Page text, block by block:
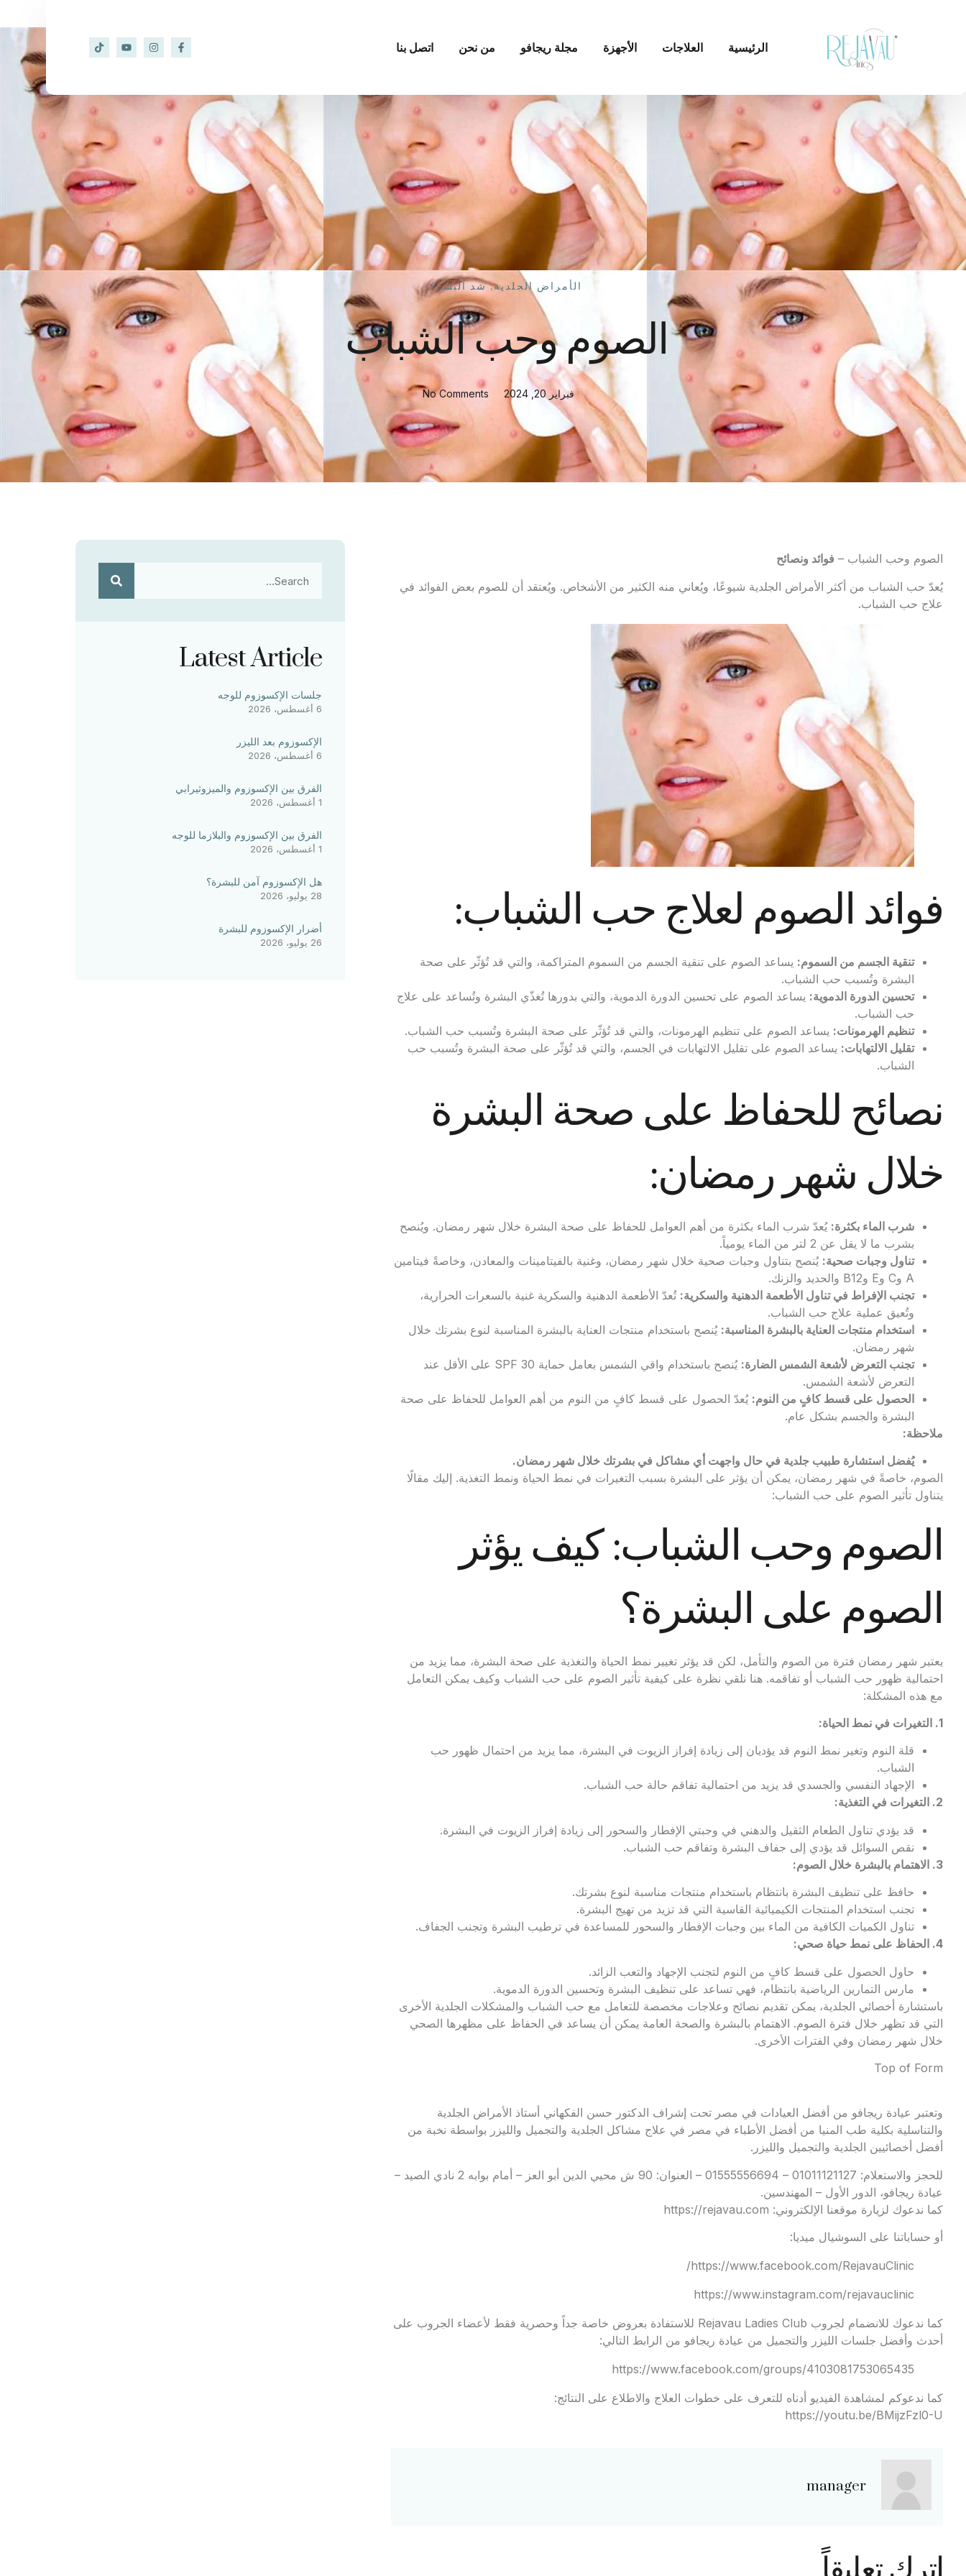
الرئيسية العلاجات الأجهزة مجلة ريجافو من نحن اتصل بنا
الأمراض الجلدية,شد البشرة
الصوم وحب الشباب
فبراير 20, 2024 No Comments
الصوم وحب الشباب – فوائد ونصائح
يُعدّ حب الشباب من أكثر الأمراض الجلدية شيوعًا، ويُعاني منه الكثير من الأشخاص. ويُعتقد أن للصوم بعض الفوائد في
علاج حب الشباب.
فوائد الصوم لعلاج حب الشباب:
تنقية الجسم من السموم: يساعد الصوم على تنقية الجسم من السموم المتراكمة، والتي قد تُؤثّر على صحة
البشرة وتُسبب حب الشباب.
تحسين الدورة الدموية: يساعد الصوم على تحسين الدورة الدموية، والتي بدورها تُغذّي البشرة وتُساعد على علاج
حب الشباب.
تنظيم الهرمونات: يساعد الصوم على تنظيم الهرمونات، والتي قد تُؤثّر على صحة البشرة وتُسبب حب الشباب.
تقليل الالتهابات: يساعد الصوم على تقليل الالتهابات في الجسم، والتي قد تُؤثّر على صحة البشرة وتُسبب حب
الشباب.
نصائح للحفاظ على صحة البشرة
خلال شهر رمضان:
شرب الماء بكثرة: يُعدّ شرب الماء بكثرة من أهم العوامل للحفاظ على صحة البشرة خلال شهر رمضان. ويُنصح
بشرب ما لا يقل عن 2 لتر من الماء يومياً.
تناول وجبات صحية: يُنصح بتناول وجبات صحية خلال شهر رمضان، وغنية بالفيتامينات والمعادن، وخاصةً فيتامين
A وC وE وB12 والحديد والزنك.
تجنب الإفراط في تناول الأطعمة الدهنية والسكرية: تُعدّ الأطعمة الدهنية والسكرية غنية بالسعرات الحرارية،
وتُعيق عملية علاج حب الشباب.
استخدام منتجات العناية بالبشرة المناسبة: يُنصح باستخدام منتجات العناية بالبشرة المناسبة لنوع بشرتك خلال
شهر رمضان.
تجنب التعرض لأشعة الشمس الضارة:
يُنصح باستخدام واقي الشمس بعامل حماية SPF 30 على الأقل عند
التعرض لأشعة الشمس.
الحصول على قسط كافٍ من النوم: يُعدّ الحصول على قسط كافٍ من النوم من أهم العوامل للحفاظ على صحة
البشرة والجسم بشكل عام.
ملاحظة:
يُفضل استشارة طبيب جلدية في حال واجهت أي مشاكل في بشرتك خلال شهر رمضان.
الصوم، خاصةً في شهر رمضان، يمكن أن يؤثر على البشرة بسبب التغيرات في نمط الحياة ونمط التغذية. إليك مقالًا
يتناول تأثير الصوم على حب الشباب:
الصوم وحب الشباب: كيف يؤثر
الصوم على البشرة؟
يعتبر شهر رمضان فترة من الصوم والتأمل، لكن قد يؤثر تغيير نمط الحياة والتغذية على صحة البشرة، مما يزيد من
احتمالية ظهور حب الشباب أو تفاقمه. هنا نلقي نظرة على كيفية تأثير الصوم على حب الشباب وكيف يمكن التعامل
مع هذه المشكلة:
1. التغيرات في نمط الحياة:
قلة النوم وتغير نمط النوم قد يؤديان إلى زيادة إفراز الزيوت في البشرة، مما يزيد من احتمال ظهور حب
الشباب.
الإجهاد النفسي والجسدي قد يزيد من احتمالية تفاقم حالة حب الشباب.
2.
التغيرات في التغذية:
قد يؤدي تناول الطعام الثقيل والدهني في وجبتي الإفطار والسحور إلى زيادة إفراز الزيوت في البشرة.
نقص السوائل قد يؤدي إلى جفاف البشرة وتفاقم حب الشباب.
3. الاهتمام بالبشرة خلال الصوم:
حافظ على تنظيف البشرة بانتظام باستخدام منتجات مناسبة لنوع بشرتك.
تجنب استخدام المنتجات الكيميائية القاسية التي قد تزيد من تهيج البشرة.
تناول الكميات الكافية من الماء بين وجبات الإفطار والسحور للمساعدة في ترطيب البشرة وتجنب الجفاف.
4.
الحفاظ على نمط حياة صحي:
حاول الحصول على قسط كافٍ من النوم لتجنب الإجهاد والتعب الزائد.
مارس التمارين الرياضية بانتظام، فهي تساعد على تنظيف البشرة وتحسين الدورة الدموية.
باستشارة أخصائي الجلدية، يمكن تقديم نصائح وعلاجات مخصصة للتعامل مع حب الشباب والمشكلات الجلدية الأخرى
التي قد تظهر خلال فترة الصوم. الاهتمام بالبشرة والصحة العامة يمكن أن يساعد في الحفاظ على مظهرها الصحي
خلال شهر رمضان وفي الفترات الأخرى.
Top of Form
وتعتبر عيادة ريجافو من أفضل العيادات في مصر تحت إشراف الدكتور حسن الفكهاني أستاذ الأمراض الجلدية
والتناسلية بكلية طب المنيا من أفضل الأطباء في مصر في علاج مشاكل الجلدية والتجميل والليزر بواسطة نخبة من
أفضل أخصائيين الجلدية والتجميل والليزر.
للحجز والاستعلام: 01011121127 – 01555556694 – العنوان: 90 ش محيي الدين أبو العز – أمام بوابه 2 نادي الصيد –
عيادة ريجافو، الدور الأول – المهندسين.
كما ندعوك لزيارة موقعنا الإلكتروني: https://rejavau.com
أو حساباتنا على السوشيال ميديا:
https://www.facebook.com/RejavauClinic/
https://www.instagram.com/rejavauclinic
كما ندعوك للانضمام لجروب Rejavau Ladies Club للاستفادة بعروض خاصة جداً وحصرية فقط لأعضاء الجروب على
أحدث وأفضل جلسات الليزر والتجميل من عيادة ريجافو من الرابط التالي:
https://www.facebook.com/groups/4103081753065435
كما ندعوكم لمشاهدة الفيديو أدناه للتعرف على خطوات العلاج والاطلاع على النتائج:
https://youtu.be/BMijzFzl0-U
manager
Latest Article
جلسات الإكسوزوم للوجه
6 أغسطس، 2026
الإكسوزوم بعد الليزر
6 أغسطس، 2026
الفرق بين الإكسوزوم والميزوثيرابي
1 أغسطس، 2026
الفرق بين الإكسوزوم والبلازما للوجه
1 أغسطس، 2026
هل الإكسوزوم آمن للبشرة؟
28 يوليو، 2026
أضرار الإكسوزوم للبشرة
26 يوليو، 2026